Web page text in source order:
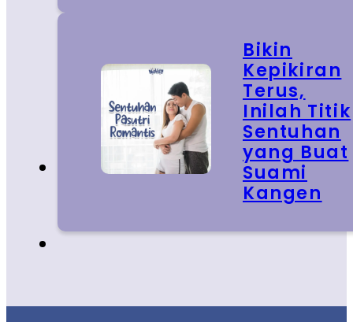
Bikin
Kepikiran
Terus,
Inilah Titik
Sentuhan
yang Buat
Suami
Kangen